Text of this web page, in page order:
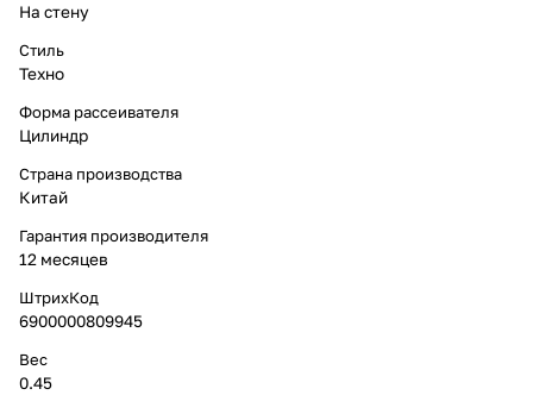
На стену
Стиль
Техно
Форма рассеивателя
Цилиндр
Страна производства
Китай
Гарантия производителя
12 месяцев
ШтрихКод
6900000809945
Вес
0.45